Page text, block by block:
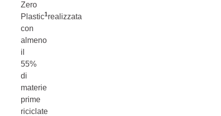
Zero
Plastic1realizzata
con
almeno
il
55%
di
materie
prime
riciclate